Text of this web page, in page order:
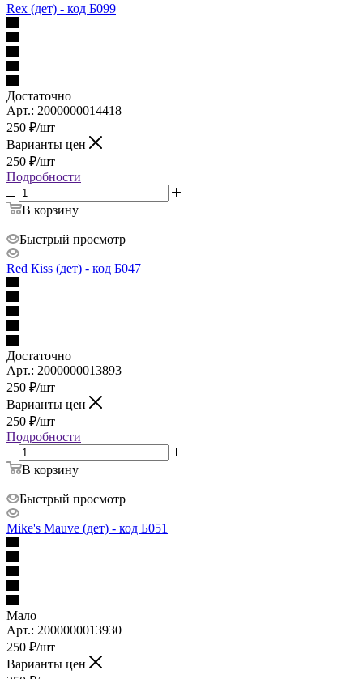
Rex (дет) - код Б099
Достаточно
Арт.: 2000000014418
250 ₽/шт
Варианты цен
250 ₽/шт
Подробности
В корзину
Быстрый просмотр
Red Кiss (дет) - код Б047
Достаточно
Арт.: 2000000013893
250 ₽/шт
Варианты цен
250 ₽/шт
Подробности
В корзину
Быстрый просмотр
Mike's Mauve (дет) - код Б051
Мало
Арт.: 2000000013930
250 ₽/шт
Варианты цен